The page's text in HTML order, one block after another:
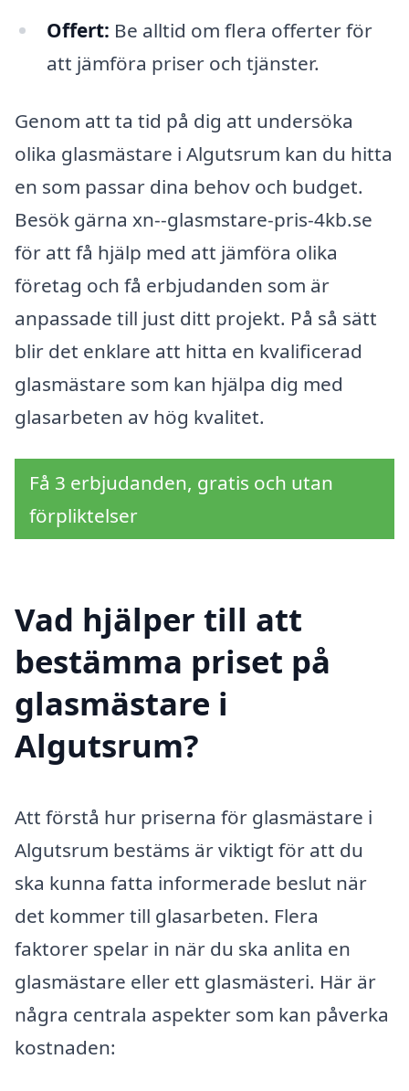
Offert: Be alltid om flera offerter för
att jämföra priser och tjänster.
Genom att ta tid på dig att undersöka
olika glasmästare i Algutsrum kan du hitta
en som passar dina behov och budget.
Besök gärna xn--glasmstare-pris-4kb.se
för att få hjälp med att jämföra olika
företag och få erbjudanden som är
anpassade till just ditt projekt. På så sätt
blir det enklare att hitta en kvalificerad
glasmästare som kan hjälpa dig med
glasarbeten av hög kvalitet.
Få 3 erbjudanden, gratis och utan
förpliktelser
Vad hjälper till att
bestämma priset på
glasmästare i
Algutsrum?
Att förstå hur priserna för glasmästare i
Algutsrum bestäms är viktigt för att du
ska kunna fatta informerade beslut när
det kommer till glasarbeten. Flera
faktorer spelar in när du ska anlita en
glasmästare eller ett glasmästeri. Här är
några centrala aspekter som kan påverka
kostnaden: